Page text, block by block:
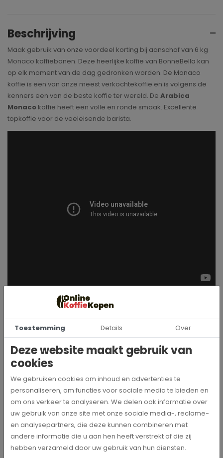
Beschrijving
Maak gebruik van onze voordeel korting bij aanschaf van 6 kg
Monaco koffiebonen. Deze heerlijke koffie van BonneBella kan
op elk moment van de dag gedronken worden. De Monaco
koffie is een van onze meest verkochtekoffie en is volgens de
kenners een van de beste koffie ter wereld. De Arabica
Monaco koffie heeft een volle en ronde smaak. Excellente
topkoffie voor de veeleisende barista.
100% Arabica koffie van
BonneBella
Kies je voor de 100% arabica koffiebonen van BonneBella , dan
ga je voor een zoete en verfijnde koffiebeleving. Hoe meer
Robusta bonen er aan een koffieblend worden toegevoegd
Specificaties
Artikelnummer Kb-1004-6
Toestemming Details Over
Deze website maakt gebruik van
cookies
We gebruiken cookies om inhoud en advertenties te
personaliseren, om functies voor sociale media te bieden en
om ons verkeer te analyseren. We delen ook informatie over
uw gebruik van onze site met onze sociale media-, reclame-
en analysepartners, die deze kunnen combineren met
andere informatie die u aan hen heeft verstrekt of die zij
hebben verzameld door uw gebruik van hun diensten.